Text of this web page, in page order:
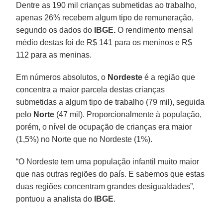
Dentre as 190 mil crianças submetidas ao trabalho,
apenas 26% recebem algum tipo de remuneração,
segundo os dados do
IBGE. O rendimento mensal
médio destas foi de R$ 141 para os meninos e R$
112 para as meninas.
Em números absolutos, o Nordeste é a região que
concentra a maior parcela destas crianças
submetidas a algum tipo de trabalho (79 mil), seguida
pelo Norte (47 mil). Proporcionalmente à população,
porém, o nível de ocupação de crianças era maior
(1,5%) no Norte que no Nordeste (1%).
“O Nordeste tem uma população infantil muito maior
que nas outras regiões do país. E sabemos que estas
duas regiões concentram grandes desigualdades”,
pontuou a analista do
IBGE.